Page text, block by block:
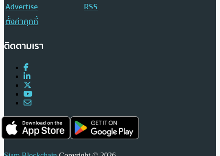
Advertise
RSS
ตั้งค่าคุกกี้
ติดตามเรา